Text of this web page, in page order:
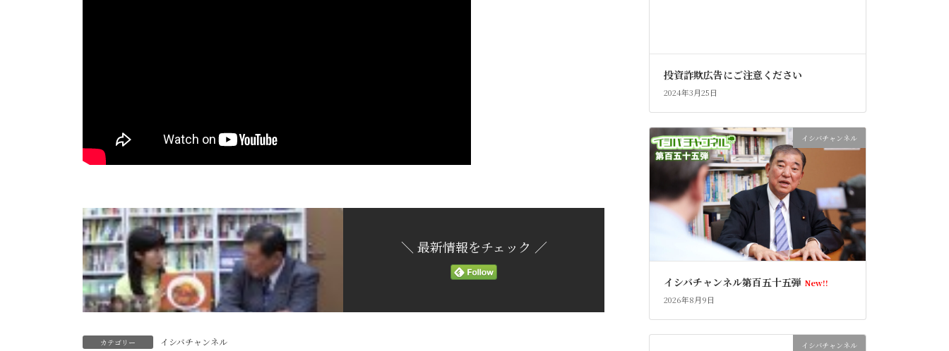
＼ 最新情報をチェック ／
カテゴリー イシバチャンネル
投資詐欺広告にご注意ください
2024年3月25日
イシバチャンネル
イシバチャンネル第百五十五弾 New!!
2026年8月9日
イシバチャンネル